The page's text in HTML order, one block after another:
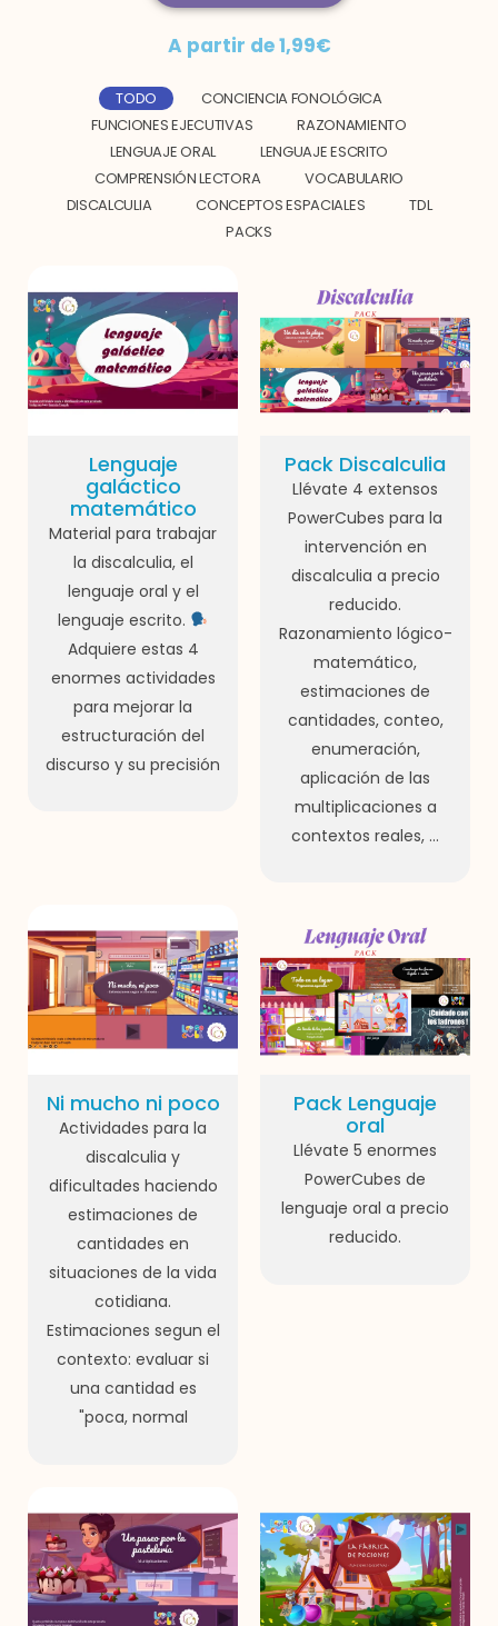
A partir de 1,99€
TODO
CONCIENCIA FONOLÓGICA
FUNCIONES EJECUTIVAS
RAZONAMIENTO
LENGUAJE ORAL
LENGUAJE ESCRITO
COMPRENSIÓN LECTORA
VOCABULARIO
DISCALCULIA
CONCEPTOS ESPACIALES
TDL
PACKS
Lenguaje
galáctico
matemático
Material para trabajar
la discalculia, el
lenguaje oral y el
lenguaje escrito.
Adquiere estas 4
enormes actividades
para mejorar la
estructuración del
discurso y su precisión
Pack Discalculia
Llévate 4 extensos
PowerCubes para la
intervención en
discalculia a precio
reducido.
Razonamiento lógico-
matemático,
estimaciones de
cantidades, conteo,
enumeración,
aplicación de las
multiplicaciones a
contextos reales, ...
Ni mucho ni poco
Actividades para la
discalculia y
dificultades haciendo
estimaciones de
cantidades en
situaciones de la vida
cotidiana.
Estimaciones segun el
contexto: evaluar si
una cantidad es
"poca, normal
Pack Lenguaje
oral
Llévate 5 enormes
PowerCubes de
lenguaje oral a precio
reducido.